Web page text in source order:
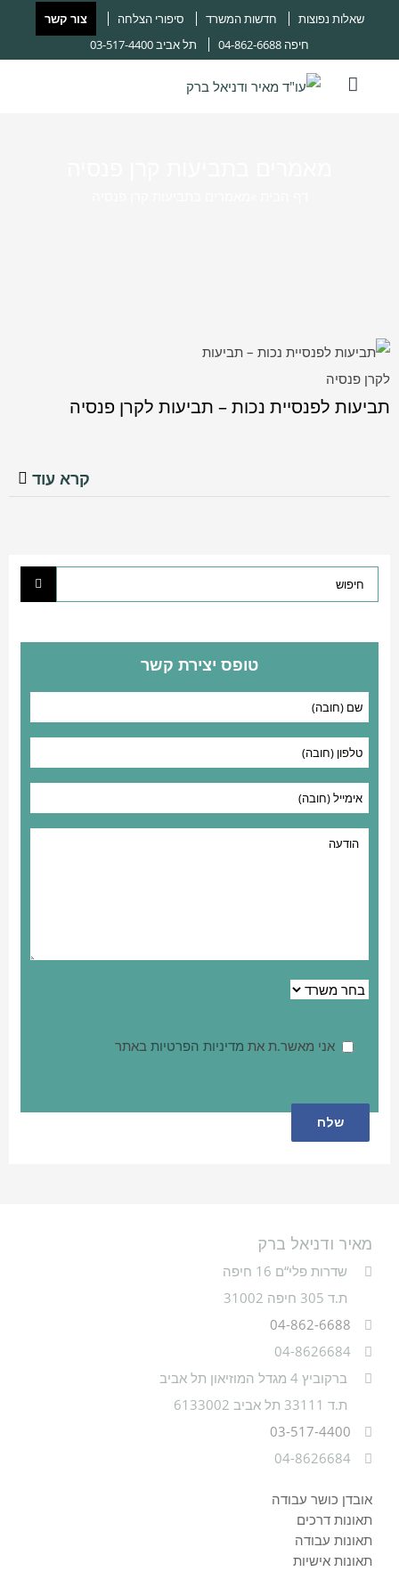
שאלות נפוצות חדשות המשרד סיפורי הצלחה
צור קשר
חיפה 04-862-6688 תל אביב03-517-4400
תביעות לפנסיית נכות –
תביעות לקרן פנסיה
תביעות לפנסיית נכות – תביעות לקרן פנסיה
קרא עוד
טופס יצירת קשר
אני מאשר.ת את מדיניות הפרטיותבאתר
מאיר ודניאל ברק
שדרות פלי“ם 16 חיפה
ת.ד 305 חיפה 31002
04-862-6688
04-8626684
ברקוביץ 4 מגדל המוזיאון תל אביב
ת.ד 33111 תל אביב 6133002
03-517-4400
04-8626684
אובדן כושר עבודה
תאונות דרכים
תאונות עבודה
תאונות אישיות